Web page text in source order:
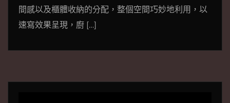
間感以及櫃體收納的分配，整個空間巧妙地利用，以
速寫效果呈現，廚 […]